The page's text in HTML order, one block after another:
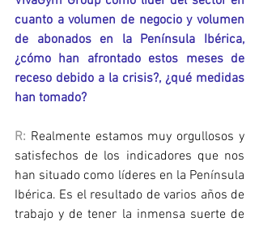
cuanto a volumen de negocio y volumen
de abonados en la Península Ibérica,
¿cómo han afrontado estos meses de
receso debido a la crisis?, ¿qué medidas
han tomado?
R: Realmente estamos muy orgullosos y
satisfechos de los indicadores que nos
han situado como líderes en la Península
Ibérica. Es el resultado de varios años de
trabajo y de tener la inmensa suerte de